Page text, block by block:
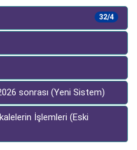
32/4
sonrası (Yeni Sistem)
İşlemleri (Eski